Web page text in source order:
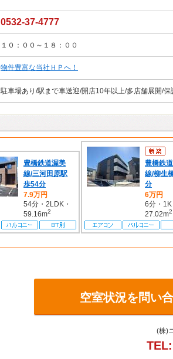
0532-37-4777
１０：００～１８：００
物件豊富な当社ＨＰへ！
駐車場あり/駅まで車送迎/開店10年以上/多店舗展開/
豊橋鉄道渥美
線/三河田原駅
歩54分
7.9万円
54分・2LDK・
59.16m2
豊橋鉄
線/柳生
分
6万円
6分・1K
27.02m2
空室状況を問い
(株)